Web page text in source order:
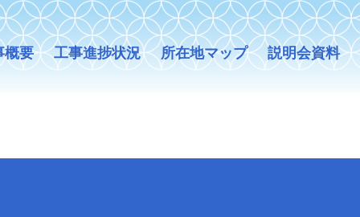
概要 工事進捗状況 所在地マップ 説明会資料